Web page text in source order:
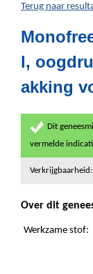
Terug naar
l,
akking
Dit
vermelde
Over dit
Werkzame stof: